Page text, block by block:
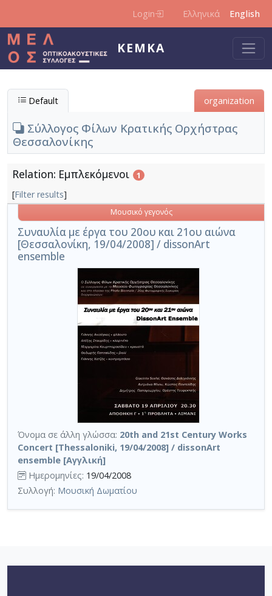
Login Ελληνικά English
KEMKA
Default organization
Σύλλογος Φίλων Κρατικής Ορχήστρας
Θεσσαλονίκης
Relation: Εμπλεκόμενοι 1
[Filter results]
Συναυλία με έργα του 20ου και 21ου αιώνα
[Θεσσαλονίκη, 19/04/2008] / dissonArt
ensemble
Μουσικό γεγονός
Όνομα σε άλλη γλώσσα: 20th and 21st Century Works
Concert [Thessaloniki, 19/04/2008] / dissonArt
ensemble [Αγγλική]
Ημερομηνίες: 19/04/2008
Συλλογή: Μουσική Δωματίου